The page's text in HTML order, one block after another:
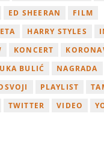
ED SHEERAN
FILM
HARRY STYLES
KONCERT
BULIĆ NAGRADA
PLAYLIST
TWITTER VIDEO